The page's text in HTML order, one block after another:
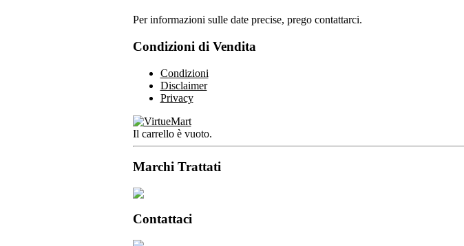
Per informazioni sulle date precise, prego contattarci.
Condizioni di Vendita
Condizioni
Disclaimer
Privacy
Il carrello è vuoto.
Marchi Trattati
Contattaci